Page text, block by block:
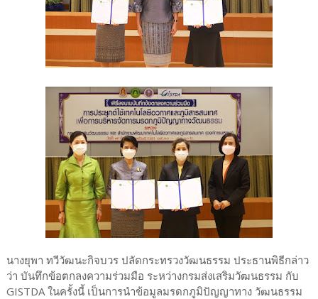
นางยุพา ทวีวัฒนะกิจบวร ปลัดกระทรวงวัฒนธรรม ประธานพิธีกล่าว
ว่า บันทึกข้อตกลงความร่วมมือ ระหว่างกรมส่งเสริมวัฒนธรรม กับ
GISTDA ในครั้งนี้ เป็นการนำข้อมูลมรดกภูมิปัญญาทาง วัฒนธรรม